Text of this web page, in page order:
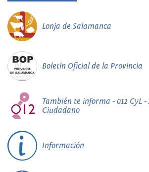
Lonja de Salamanca
Boletín Oficial de la Provincia
También te informa - 012 CyL
Ciudadano
Información